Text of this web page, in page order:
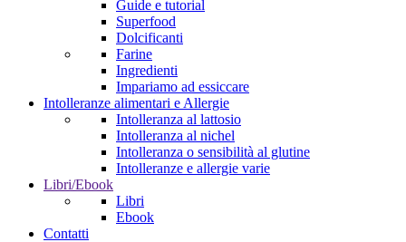
Guide e tutorial
Superfood
Dolcificanti
Farine
Ingredienti
Impariamo ad essiccare
Intolleranze alimentari e Allergie
Intolleranza al lattosio
Intolleranza al nichel
Intolleranza o sensibilità al glutine
Intolleranze e allergie varie
Libri/Ebook
Libri
Ebook
Contatti